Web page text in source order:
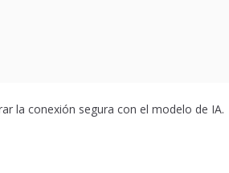
la conexión segura con el modelo de IA.